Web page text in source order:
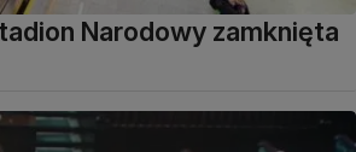
Narodowy zamknięta